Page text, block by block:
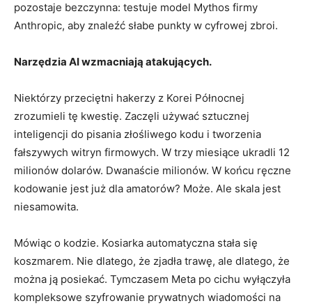
pozostaje bezczynna: testuje model Mythos firmy
Anthropic, aby znaleźć słabe punkty w cyfrowej zbroi.
Narzędzia AI wzmacniają atakujących.
Niektórzy przeciętni hakerzy z Korei Północnej
zrozumieli tę kwestię. Zaczęli używać sztucznej
inteligencji do pisania złośliwego kodu i tworzenia
fałszywych witryn firmowych. W trzy miesiące ukradli 12
milionów dolarów. Dwanaście milionów. W końcu ręczne
kodowanie jest już dla amatorów? Może. Ale skala jest
niesamowita.
Mówiąc o kodzie. Kosiarka automatyczna stała się
koszmarem. Nie dlatego, że zjadła trawę, ale dlatego, że
można ją posiekać. Tymczasem Meta po cichu wyłączyła
kompleksowe szyfrowanie prywatnych wiadomości na